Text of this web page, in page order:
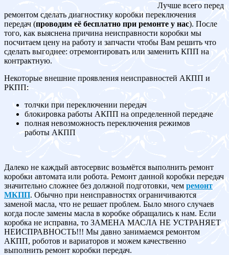
Лучше всего перед
ремонтом сделать диагностику коробки переключения
передач (проводим её бесплатно при ремонте у нас). После
того, как выяснена причина неисправности коробки мы
посчитаем цену на работу и запчасти чтобы Вам решить что
сделать выгоднее: отремонтировать или заменить КПП на
контрактную.
Некоторые внешние проявления неисправностей АКПП и
РКПП:
толчки при переключении передач
блокировка работы АКПП на определенной передаче
полная невозможность переключения режимов
работы АКПП
Далеко не каждый автосервис возьмётся выполнить ремонт
коробки автомата или робота. Ремонт данной коробки передач
значительно сложнее без должной подготовки, чем ремонт
МКПП. Обычно при неисправностях ограничиваются
заменой масла, что не решает проблем. Было много случаев
когда после замены масла в коробке обращались к нам. Если
коробка не исправна, то ЗАМЕНА МАСЛА НЕ УСТРАНЯЕТ
НЕИСПРАВНОСТЬ!!! Мы давно занимаемся ремонтом
АКПП, роботов и вариаторов и можем качественно
выполнить ремонт коробки передач.